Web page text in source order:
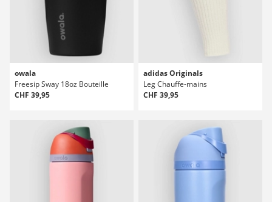
owala
Freesip Sway 18oz Bouteille
CHF 39,95
adidas Originals
Leg Chauffe-mains
CHF 39,95